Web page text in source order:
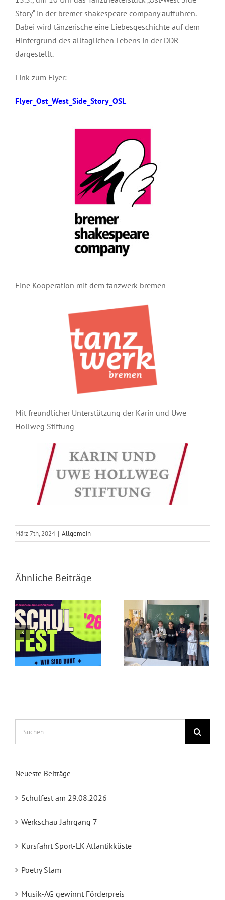
ENGLISCH
GESCHICHTE
MATHEMATIK
PSYCHOLOGIE
WIRTSCHAFTSLEHRE
ANWAHL DER OBERSTUFE – INFOS &
TERMINE
Story“ in der bremer shakespeare company aufführen.
Dabei wird tänzerische eine Liebesgeschichte auf dem
Hintergrund des alltäglichen Lebens in der DDR
dargestellt.
Link zum Flyer:
Flyer_Ost_West_Side_Story_OSL
Eine Kooperation mit dem tanzwerk bremen
Mit freundlicher Unterstützung der Karin und Uwe
Hollweg Stiftung
März 7th, 2024 | Allgemein
Ähnliche Beiträge
Neueste Beiträge
Schulfest am 29.08.2026
Werkschau Jahrgang 7
Kursfahrt Sport-LK Atlantikküste
Poetry Slam
Musik-AG gewinnt Förderpreis